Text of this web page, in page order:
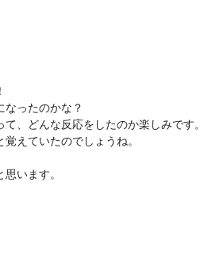
ったのかな？
、どんな反応をしたのか楽しみです。
えていたのでしょうね。
います。